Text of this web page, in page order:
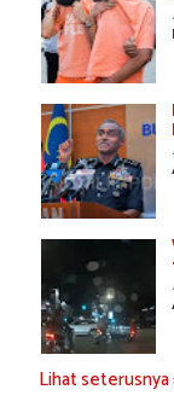
Lihat seterusnya